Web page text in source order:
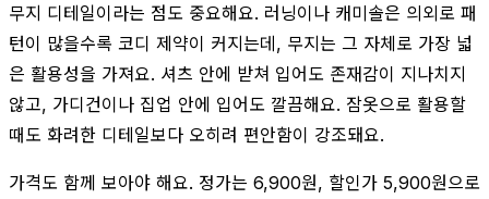
무지 디테일이라는 점도 중요해요. 러닝이나 캐미솔은 의외로 패
턴이 많을수록 코디 제약이 커지는데, 무지는 그 자체로 가장 넓
은 활용성을 가져요. 셔츠 안에 받쳐 입어도 존재감이 지나치지
않고, 가디건이나 집업 안에 입어도 깔끔해요. 잠옷으로 활용할
때도 화려한 디테일보다 오히려 편안함이 강조돼요.
가격도 함께 보아야 해요. 정가는 6,900원, 할인가 5,900원으로